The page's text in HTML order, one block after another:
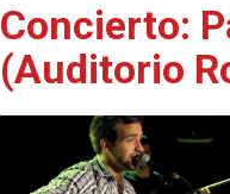
Concierto:
(Auditorio